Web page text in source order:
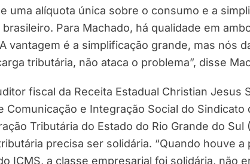
uma alíquota única sobre o consumo e a
Para Machado, há qualidade em
vantagem é a simplificação grande, mas nós
tributária, não ataca o problema”, disse
fiscal da Receita Estadual Christian Jesus
Comunicação e Integração Social do
Tributária do Estado do Rio Grande do
precisa ser solidária. “Quando houve a
ICMS, a classe empresarial foi solidária, não